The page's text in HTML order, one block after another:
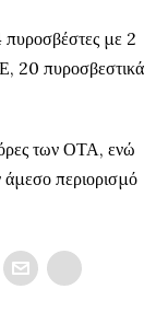
πυροσβέστες με 2
20 πυροσβεστικά
των ΟΤΑ, ενώ
άμεσο περιορισμό